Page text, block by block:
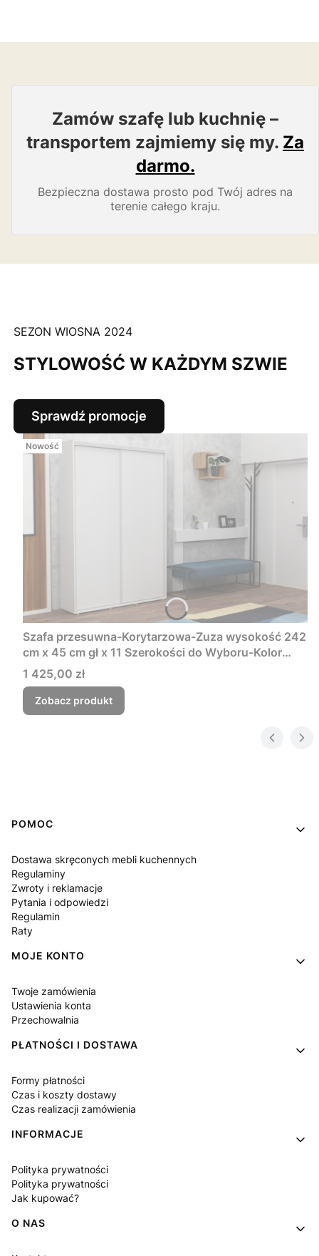
Zamów szafę lub kuchnię –
transportem zajmiemy się my. Za
darmo.
Bezpieczna dostawa prosto pod Twój adres na
terenie całego kraju.
SEZON WIOSNA 2024
STYLOWOŚĆ W KAŻDYM SZWIE
Sprawdź promocje
Nowość
Szafa przesuwna-Korytarzowa-Zuza wysokość 242
cm x 45 cm gł x 11 Szerokości do Wyboru-Kolor
Cena
1 425,00 zł
Zobacz produkt
Linki w stopce
POMOC
Dostawa skręconych mebli kuchennych
Regulaminy
Zwroty i reklamacje
Pytania i odpowiedzi
Regulamin
Raty
MOJE KONTO
Twoje zamówienia
Ustawienia konta
Przechowalnia
PŁATNOŚCI I DOSTAWA
Formy płatności
Czas i koszty dostawy
Czas realizacji zamówienia
INFORMACJE
Polityka prywatności
Polityka prywatności
Jak kupować?
O NAS